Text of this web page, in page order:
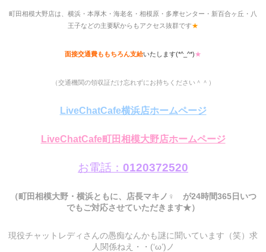
町田相模大野店は、横浜・本厚木・海老名・相模原・多摩センター・新百合ヶ丘・八
王子などの主要駅からもアクセス抜群です★
面接交通費ももちろん支給いたします(*^_^*)★
（交通機関の領収証だけ忘れずにお持ちください＾＾）
LiveChatCafe横浜店ホームページ
LiveChatCafe町田相模大野店ホームページ
お電話： 0120372520
（町田相模大野・横浜ともに、店長マキノ♀ が24時間365日いつ
でもご対応させていただきます★）
現役チャットレディさんの愚痴なんかも謎に聞いています（笑）求
人関係ねえ・・(‘ω’)ノ